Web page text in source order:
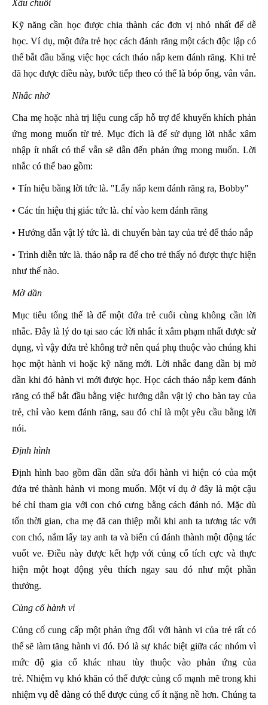
Xâu chuỗi
Kỹ năng cần học được chia thành các đơn vị nhỏ nhất để dễ
học. Ví dụ, một đứa trẻ học cách đánh răng một cách độc lập có
thể bắt đầu bằng việc học cách tháo nắp kem đánh răng. Khi trẻ
đã học được điều này, bước tiếp theo có thể là bóp ống, vân vân.
Nhắc nhở
Cha mẹ hoặc nhà trị liệu cung cấp hỗ trợ để khuyến khích phản
ứng mong muốn từ trẻ. Mục đích là để sử dụng lời nhắc xâm
nhập ít nhất có thể vẫn sẽ dẫn đến phản ứng mong muốn. Lời
nhắc có thể bao gồm:
• Tín hiệu bằng lời tức là. "Lấy nắp kem đánh răng ra, Bobby"
• Các tín hiệu thị giác tức là. chỉ vào kem đánh răng
• Hướng dẫn vật lý tức là. di chuyển bàn tay của trẻ để tháo nắp
• Trình diễn tức là. tháo nắp ra để cho trẻ thấy nó được thực hiện
như thế nào.
Mờ dần
Mục tiêu tổng thể là để một đứa trẻ cuối cùng không cần lời
nhắc. Đây là lý do tại sao các lời nhắc ít xâm phạm nhất được sử
dụng, vì vậy đứa trẻ không trở nên quá phụ thuộc vào chúng khi
học một hành vi hoặc kỹ năng mới. Lời nhắc đang dần bị mờ
dần khi đó hành vi mới được học. Học cách tháo nắp kem đánh
răng có thể bắt đầu bằng việc hướng dẫn vật lý cho bàn tay của
trẻ, chỉ vào kem đánh răng, sau đó chỉ là một yêu cầu bằng lời
nói.
Định hình
Định hình bao gồm dần dần sửa đổi hành vi hiện có của một
đứa trẻ thành hành vi mong muốn. Một ví dụ ở đây là một cậu
bé chỉ tham gia với con chó cưng bằng cách đánh nó. Mặc dù
tốn thời gian, cha mẹ đã can thiệp mỗi khi anh ta tương tác với
con chó, nắm lấy tay anh ta và biến cú đánh thành một động tác
vuốt ve. Điều này được kết hợp với củng cố tích cực và thực
hiện một hoạt động yêu thích ngay sau đó như một phần
thưởng.
Củng cố hành vi
Củng cố cung cấp một phản ứng đối với hành vi của trẻ rất có
thể sẽ làm tăng hành vi đó. Đó là sự khác biệt giữa các nhóm vì
mức độ gia cố khác nhau tùy thuộc vào phản ứng của
trẻ. Nhiệm vụ khó khăn có thể được củng cố mạnh mẽ trong khi
nhiệm vụ dễ dàng có thể được củng cố ít nặng nề hơn. Chúng ta